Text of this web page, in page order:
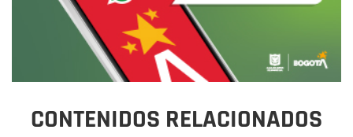
CONTENIDOS RELACIONADOS